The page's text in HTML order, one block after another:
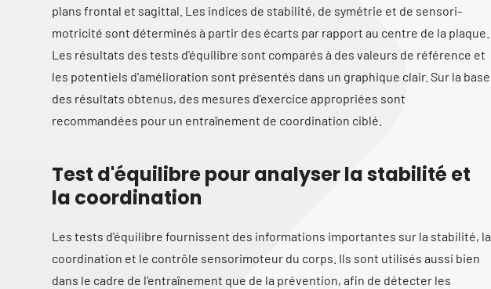
plans frontal et sagittal. Les indices de stabilité, de symétrie et de sensori-
motricité sont déterminés à partir des écarts par rapport au centre de la plaque.
Les résultats des tests d'équilibre sont comparés à des valeurs de référence et
les potentiels d'amélioration sont présentés dans un graphique clair. Sur la base
des résultats obtenus, des mesures d'exercice appropriées sont
recommandées pour un entraînement de coordination ciblé.
Test d'équilibre pour analyser la stabilité et
la coordination
Les tests d'équilibre fournissent des informations importantes sur la stabilité, la
coordination et le contrôle sensorimoteur du corps. Ils sont utilisés aussi bien
dans le cadre de l'entraînement que de la prévention, afin de détecter les